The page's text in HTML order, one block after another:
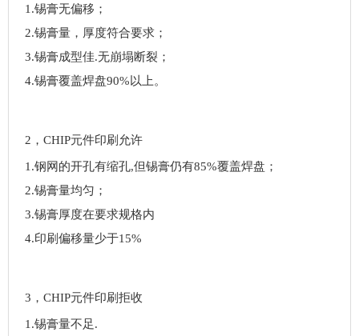
1.锡膏无偏移；
2.锡膏量，厚度符合要求；
3.锡膏成型佳.无崩塌断裂；
4.锡膏覆盖焊盘90%以上。
2，CHIP元件印刷允许
1.钢网的开孔有缩孔,但锡膏仍有85%覆盖焊盘；
2.锡膏量均匀；
3.锡膏厚度在要求规格内
4.印刷偏移量少于15%
3，CHIP元件印刷拒收
1.锡膏量不足.